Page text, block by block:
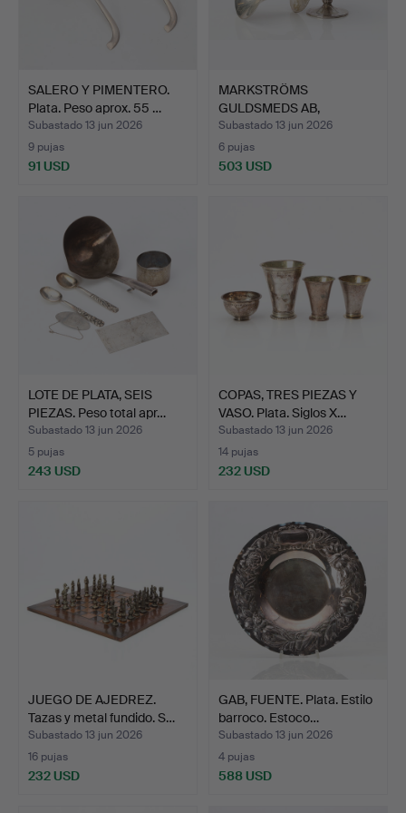
SALERO Y PIMENTERO.
Plata. Peso aprox. 55 …
Subastado 13 jun 2026
9 pujas
91 USD
MARKSTRÖMS
GULDSMEDS AB,
CUENCOS SOBRE PIE…
Subastado 13 jun 2026
6 pujas
503 USD
LOTE DE PLATA, SEIS
PIEZAS. Peso total apr…
Subastado 13 jun 2026
5 pujas
243 USD
COPAS, TRES PIEZAS Y
VASO. Plata. Siglos X…
Subastado 13 jun 2026
14 pujas
232 USD
JUEGO DE AJEDREZ.
Tazas y metal fundido. S…
Subastado 13 jun 2026
16 pujas
232 USD
GAB, FUENTE. Plata. Estilo
barroco. Estoco…
Subastado 13 jun 2026
4 pujas
588 USD